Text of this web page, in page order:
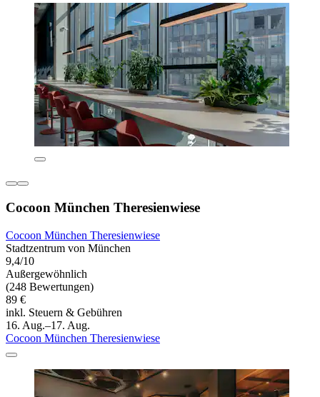
Cocoon München Theresienwiese
Cocoon München Theresienwiese
Stadtzentrum von München
9,4/10
Außergewöhnlich
(248 Bewertungen)
89 €
inkl. Steuern & Gebühren
16. Aug.–17. Aug.
Cocoon München Theresienwiese